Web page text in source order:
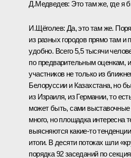
Д.Медведев: Это там же, где я
И.Щёголев: Да, это там же.
из разных городов прямо там и
удобно. Всего 5,5 тысячи
по предварительным оценкам,
участников не только из
Белоруссии и Казахстана, но
из Израиля, из Германии, то
может быть, сами
много, но площадка интересна
выясняются какие‑то
итоги. В десяти потоках шли
порядка 92 заседаний по